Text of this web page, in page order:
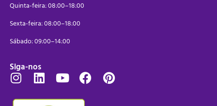
Quinta-feira: 08:00–18:00
Sexta-feira: 08:00–18:00
Sábado: 09:00–14:00
Siga-nos